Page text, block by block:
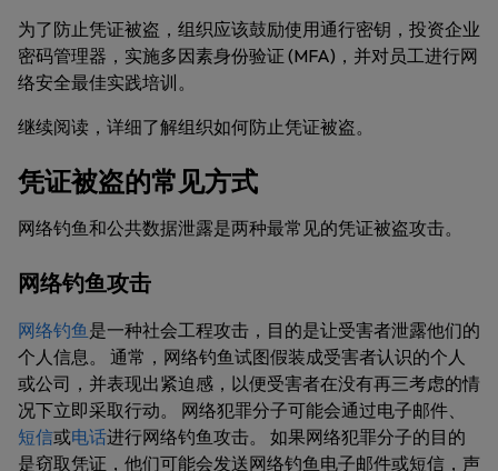
为了防止凭证被盗，组织应该鼓励使用通行密钥，投资企业
密码管理器，实施多因素身份验证 (MFA)，并对员工进行网
络安全最佳实践培训。
继续阅读，详细了解组织如何防止凭证被盗。
凭证被盗的常见方式
网络钓鱼和公共数据泄露是两种最常见的凭证被盗攻击。
网络钓鱼攻击
网络钓鱼 是一种社会工程攻击，目的是让受害者泄露他们的
个人信息。 通常，网络钓鱼试图假装成受害者认识的个人
或公司，并表现出紧迫感，以便受害者在没有再三考虑的情
况下立即采取行动。 网络犯罪分子可能会通过电子邮件、
短信或电话进行网络钓鱼攻击。 如果网络犯罪分子的目的
是窃取凭证，他们可能会发送网络钓鱼电子邮件或短信，声